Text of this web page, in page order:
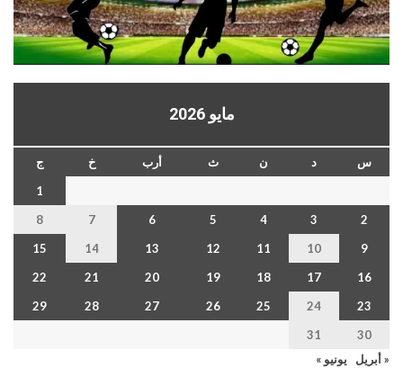
مايو 2026
س د ن ث أرب خ
ج
1
2
3
4
5
6
7
8
9
10
11
12
13
14
15
16
17
18
19
20
21
22
23
24
25
26
27
28
29
30
31
« أبريل
يونيو »